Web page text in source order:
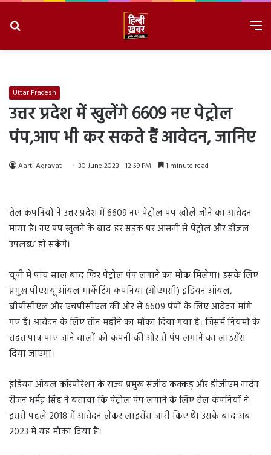
Uttar Pradesh
उत्तर प्रदेश में खुलेंगे 6609 नए पेट्रोल
पंप,आप भी कर सकते हैं आवेदन, जानिए
Aarti Agravat 30 June 2023 - 12:59 PM 1 minute read
तेल कंपनियों ने उत्तर प्रदेश में 6609 नए पेट्रोल पंप खोले जोने का आवेदन
मांगा है। नए पंप खुलने के बाद हर सड़क पर आसनी से पेट्रोल और डीजल
उपलब्ध हो सकेंगे।
यूपी में पांच साल बाद फिर पेट्रोल पंप लगाने का मौक मिलेगा। इसके लिए
प्रमुख पीएसयू ऑयल मार्केटिंग कंपनियां (ओएमसी) इंडियन ऑयल,
बीपीसीएल और एचपीसीएल की ओर से 6609 पंपों के लिए आवेदन मांगे
गए हैं। आवेदन के लिए तीन महीने का मौका दिया गया है। जिसमें नियमों के
तहत पात्र पाए जाने वालों को कंपनी की ओर से पंप लगाने का लाइसेंस
दिया जाएगा।
इंडियन ऑयल कॉरपोरेशन के राज्य प्रमुख संजीव कक्कड़ और डीजीएम नार्दन
रीजन धर्मेंद्र सिंह ने बताया कि पेट्रोल पंप लगाने के लिए तेल कंपनियों ने
इससे पहले 2018 में आवेदन लेकर लाइसेंस जारी किए थे। उसके बाद अब
2023 में यह मौका दिया है।